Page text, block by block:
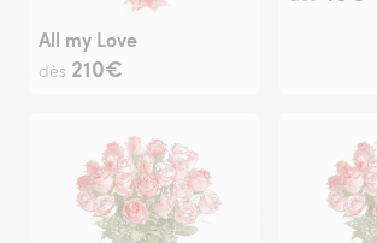
All my Love
dès 210€